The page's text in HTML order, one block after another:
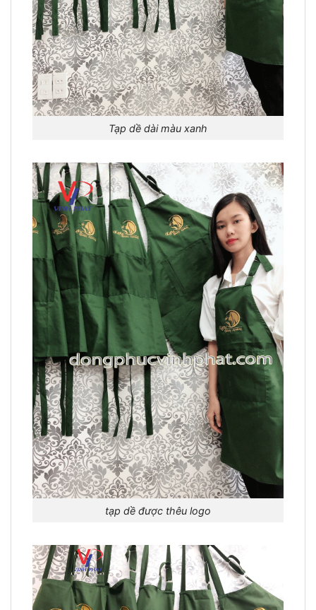
Tạp dề dài màu xanh
tạp dề được thêu logo